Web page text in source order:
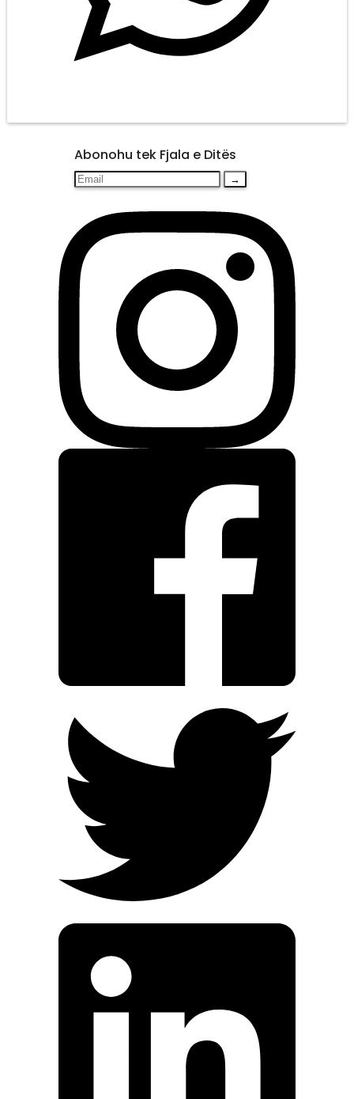
Abonohu tek Fjala e Ditës